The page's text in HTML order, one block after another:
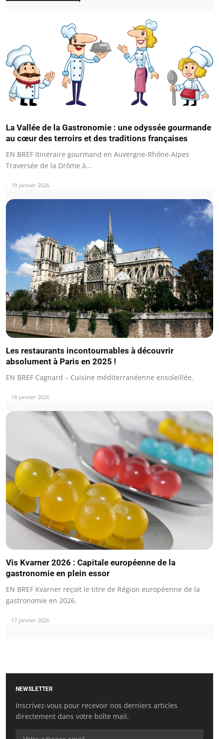
La Vallée de la Gastronomie : une odyssée gourmande
au cœur des terroirs et des traditions françaises
EN BREF Itinéraire gourmand en Auvergne-Rhône-Alpes
Traversée de la Drôme à…
19 janvier 2026
Les restaurants incontournables à découvrir
absolument à Paris en 2025 !
EN BREF Cagnard – Cuisine méditerranéenne ensoleillée.
18 janvier 2026
Vis Kvarner 2026 : Capitale européenne de la
gastronomie en plein essor
EN BREF Kvarner reçoit le titre de Région européenne de la
gastronomie en 2026.
17 janvier 2026
NEWSLETTER
Inscrivez-vous pour recevoir nos derniers articles
directement dans votre boîte mail.